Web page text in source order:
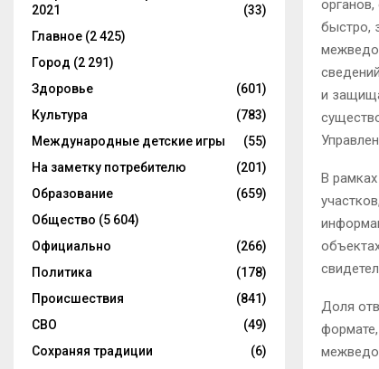
быстро,
и
В
Доля
2021
(33)
Главное (2 425)
Город (2 291)
Здоровье
(601)
Культура
(783)
Международные детские игры
(55)
На заметку потребителю
(201)
Образование
(659)
Общество (5 604)
Официально
(266)
Политика
(178)
Происшествия
(841)
СВО
(49)
Сохраняя традиции
(6)